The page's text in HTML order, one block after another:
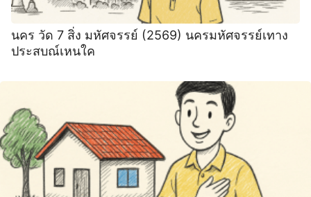
นคร วัด 7 สิ่ง มหัศจรรย์ (2569) นครมหัศจรรย์เทาง
ประสบณ์เหนใค